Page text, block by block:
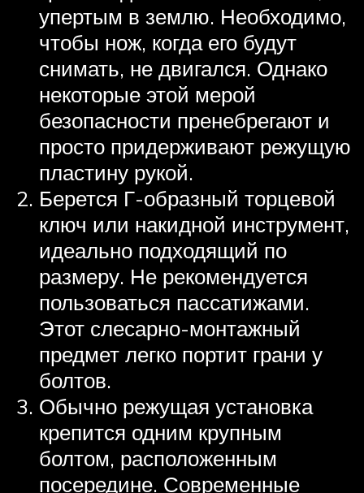
упертым в землю. Необходимо,
чтобы нож, когда его будут
снимать, не двигался. Однако
некоторые этой мерой
безопасности пренебрегают и
просто придерживают режущую
пластину рукой.
Берется Г-образный торцевой
ключ или накидной инструмент,
идеально подходящий по
размеру. Не рекомендуется
пользоваться пассатижами.
Этот слесарно-монтажный
предмет легко портит грани у
болтов.
Обычно режущая установка
крепится одним крупным
болтом, расположенным
посередине. Современные